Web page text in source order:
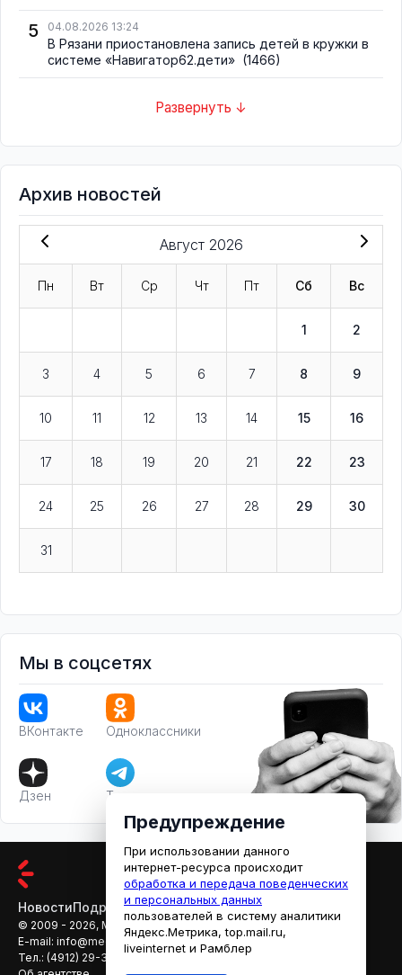
5 04.08.2026 13:24
В Рязани приостановлена запись детей в кружки в
системе «Навигатор62.дети» (1466)
Развернуть ↓
Архив новостей
Август 2026
Пн Вт Ср Чт Пт Сб Вс
1 2
3 4 5 6 7 8 9
10 11 12 13 14 15 16
17 18 19 20 21 22 23
24 25 26 27 28 29 30
31
Мы в соцсетях
ВКонтакте Одноклассники
Дзен Телеграм
НовостиПодробностиАфишаКино
© 2009 - 2026, МЕДИАРЯЗАНЬ
E-mail: info@mediaryazan.ru
reklama@mediaryazan.ru
Тел.: (4912) 29-33-66
Предупреждение
При использовании данного
интернет-ресурса происходит
обработка и передача поведенческих
и персональных данных
пользователей в систему аналитики
Яндекс.Метрика, top.mail.ru,
liveinternet и Рамблер